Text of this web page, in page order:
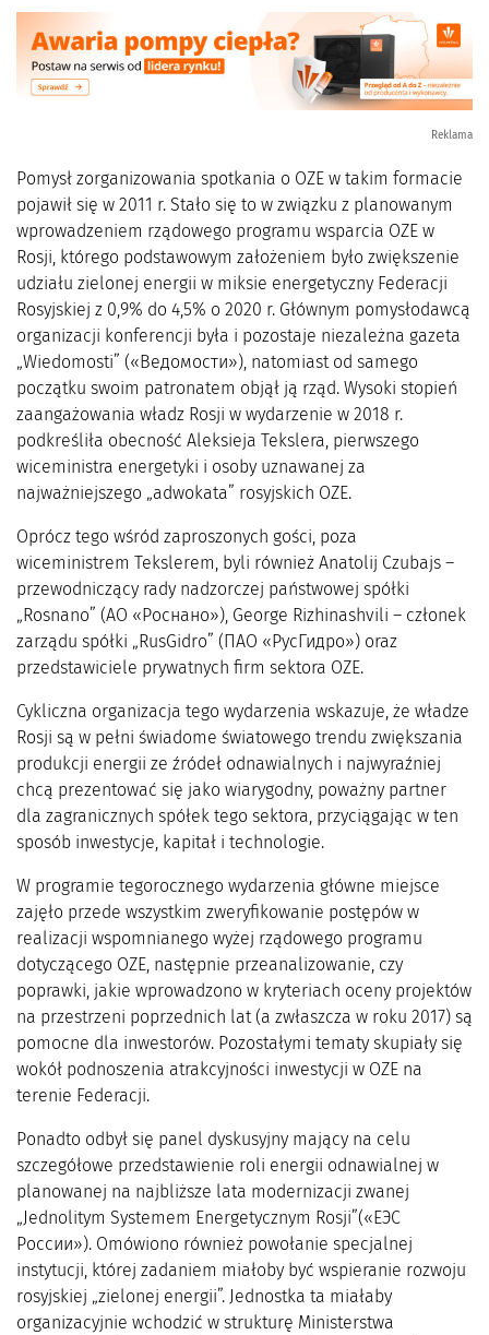
Reklama
Pomysł zorganizowania spotkania o OZE w takim formacie
pojawił się w 2011 r. Stało się to w związku z planowanym
wprowadzeniem rządowego programu wsparcia OZE w
Rosji, którego podstawowym założeniem było zwiększenie
udziału zielonej energii w miksie energetyczny Federacji
Rosyjskiej z 0,9% do 4,5% o 2020 r. Głównym pomysłodawcą
organizacji konferencji była i pozostaje niezależna gazeta
„Wiedomosti” («Ведомости»), natomiast od samego
początku swoim patronatem objął ją rząd. Wysoki stopień
zaangażowania władz Rosji w wydarzenie w 2018 r.
podkreśliła obecność Aleksieja Tekslera, pierwszego
wiceministra energetyki i osoby uznawanej za
najważniejszego „adwokata” rosyjskich OZE.
Oprócz tego wśród zaproszonych gości, poza
wiceministrem Tekslerem, byli również Anatolij Czubajs –
przewodniczący rady nadzorczej państwowej spółki
„Rosnano” (АО «Роснано»), George Rizhinashvili – członek
zarządu spółki „RusGidro” (ПАО «РусГидро») oraz
przedstawiciele prywatnych firm sektora OZE.
Cykliczna organizacja tego wydarzenia wskazuje, że władze
Rosji są w pełni świadome światowego trendu zwiększania
produkcji energii ze źródeł odnawialnych i najwyraźniej
chcą prezentować się jako wiarygodny, poważny partner
dla zagranicznych spółek tego sektora, przyciągając w ten
sposób inwestycje, kapitał i technologie.
W programie tegorocznego wydarzenia główne miejsce
zajęło przede wszystkim zweryfikowanie postępów w
realizacji wspomnianego wyżej rządowego programu
dotyczącego OZE, następnie przeanalizowanie, czy
poprawki, jakie wprowadzono w kryteriach oceny projektów
na przestrzeni poprzednich lat (a zwłaszcza w roku 2017) są
pomocne dla inwestorów. Pozostałymi tematy skupiały się
wokół podnoszenia atrakcyjności inwestycji w OZE na
terenie Federacji.
Ponadto odbył się panel dyskusyjny mający na celu
szczegółowe przedstawienie roli energii odnawialnej w
planowanej na najbliższe lata modernizacji zwanej
„Jednolitym Systemem Energetycznym Rosji”(«ЕЭС
России»). Omówiono również powołanie specjalnej
instytucji, której zadaniem miałoby być wspieranie rozwoju
rosyjskiej „zielonej energii”. Jednostka ta miałaby
organizacyjnie wchodzić w strukturę Ministerstwa